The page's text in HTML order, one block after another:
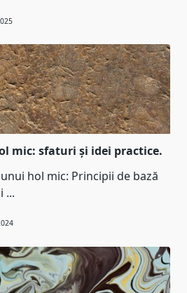
mic: sfaturi și idei practice.
hol mic: Principii de bază
...